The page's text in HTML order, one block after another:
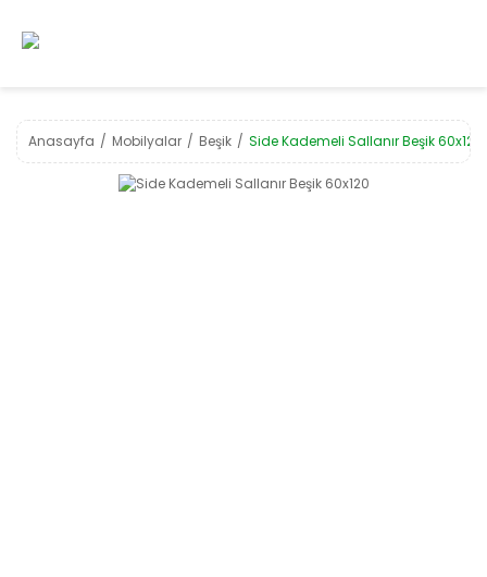
Anasayfa Mobilyalar Beşik Side Kademeli Sallanır Beşik 60x120